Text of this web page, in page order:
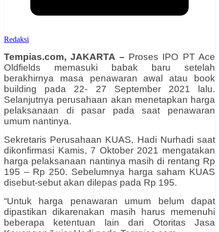
Redaksi
Tempias.com, JAKARTA – Proses IPO PT Ace
Oldfields memasuki babak baru setelah
berakhirnya masa penawaran awal atau book
building pada 22- 27 September 2021 lalu.
Selanjutnya perusahaan akan menetapkan harga
pelaksanaan di pasar pada saat penawaran
umum nantinya.
Sekretaris Perusahaan KUAS, Hadi Nurhadi saat
dikonfirmasi Kamis, 7 Oktober 2021 mengatakan
harga pelaksanaan nantinya masih di rentang Rp
195 – Rp 250. Sebelumnya harga saham KUAS
disebut-sebut akan dilepas pada Rp 195.
“Untuk harga penawaran umum belum dapat
dipastikan dikarenakan masih harus memenuhi
beberapa ketentuan lain dari Otoritas Jasa